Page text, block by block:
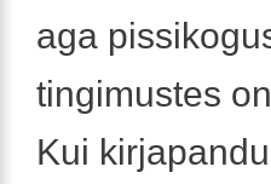
aga
tingimustes
Kui